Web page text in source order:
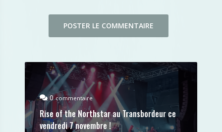
0commentaire
Rise of the Northstar au Transbordeur ce
vendredi 7 novembre !